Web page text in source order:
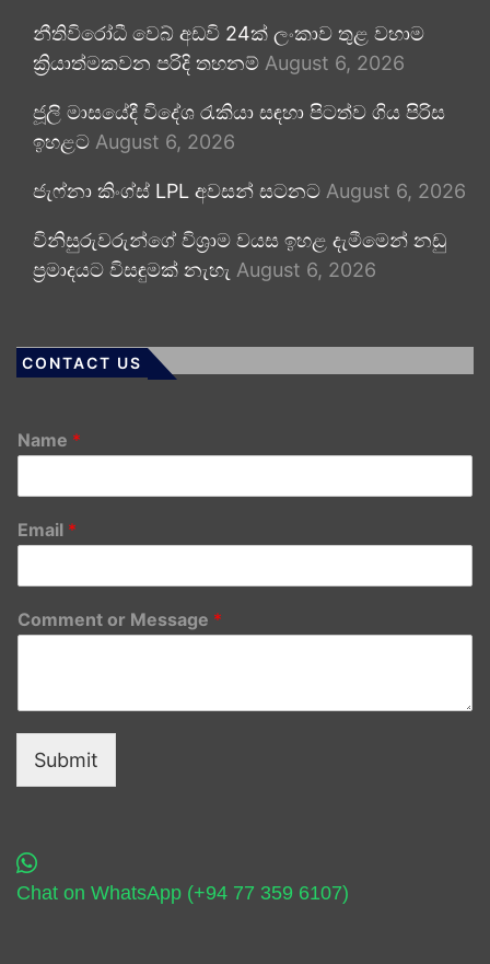
නීතිවිරෝධී වෙබ් අඩවි 24ක් ලංකාව තුළ වහාම
ක්‍රියාත්මකවන පරිදි තහනම් August 6, 2026
ජූලි මාසයේදී විදේශ රැකියා සඳහා පිටත්ව ගිය පිරිස
ඉහළට August 6, 2026
ජැෆ්නා කිංග්ස් LPL අවසන් සටනට August 6, 2026
විනිසුරුවරුන්ගේ විශ්‍රාම වයස ඉහළ දැමීමෙන් නඩු
ප්‍රමාදයට විසඳුමක් නැහැ August 6, 2026
CONTACT US
Name *
Email *
Comment or Message *
Submit
Chat on WhatsApp (+94 77 359 6107)